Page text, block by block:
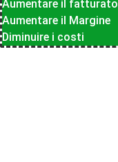
Aumentare il fatturato
Aumentare il Margine
Diminuire i costi